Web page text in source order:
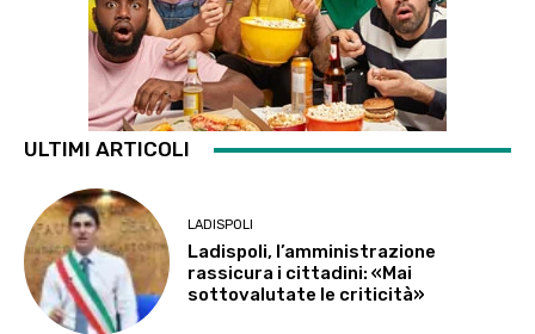
ULTIMI ARTICOLI
LADISPOLI
Ladispoli, l’amministrazione
rassicura i cittadini: «Mai
sottovalutate le criticità»